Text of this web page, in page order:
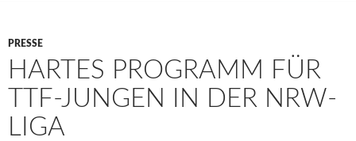
PRESSE
HARTES PROGRAMM FÜR
TTF-JUNGEN IN DER NRW-
LIGA